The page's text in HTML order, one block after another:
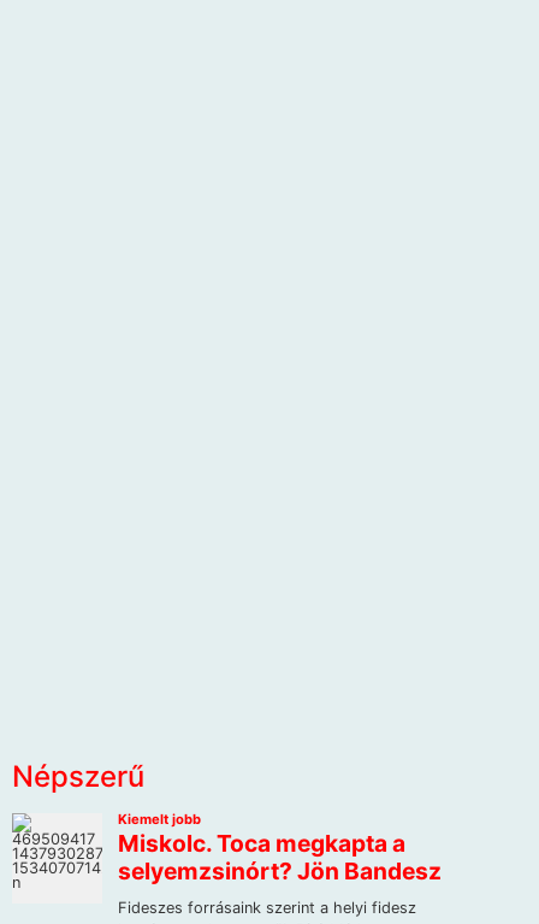
Népszerű